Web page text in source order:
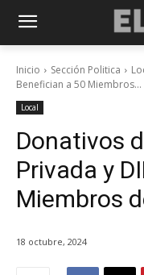
Inicio Sección Politica
Benefician a 50 Miembros...
Local
Donativos
Privada y
Miembros
18 octubre, 2024